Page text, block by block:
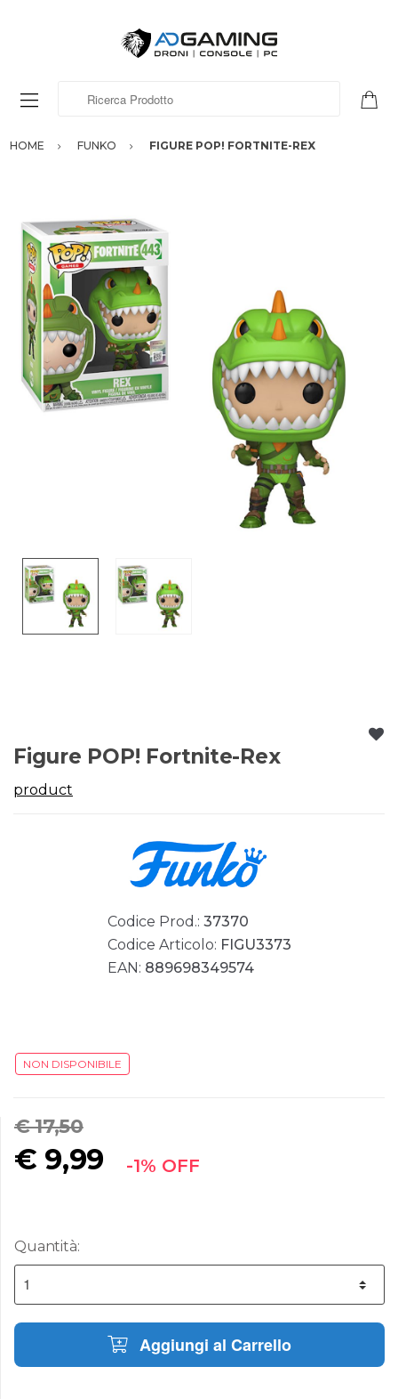
HOME FUNKO FIGURE POP! FORTNITE-REX
Figure POP! Fortnite-Rex
product
Codice Prod.: 37370
Codice Articolo: FIGU3373
EAN: 889698349574
NON DISPONIBILE
€ 17,50
€ 9,99 -1% OFF
Quantità:
Aggiungi al Carrello